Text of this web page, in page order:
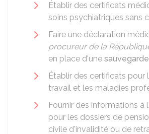
Établir des certificats
soins psychiatriques sans
Faire une déclaration
procureur de la
en place d'une
Établir des certificats pour
travail et les maladies
Fournir des informations à
pour les dossiers de
civile d'invalidité ou de